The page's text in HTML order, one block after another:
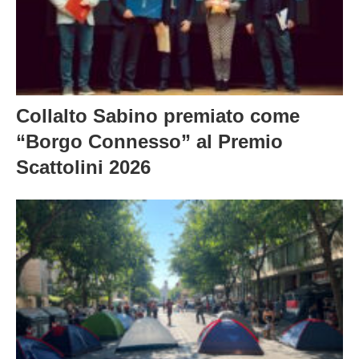
Collalto Sabino premiato come
“Borgo Connesso” al Premio
Scattolini 2026